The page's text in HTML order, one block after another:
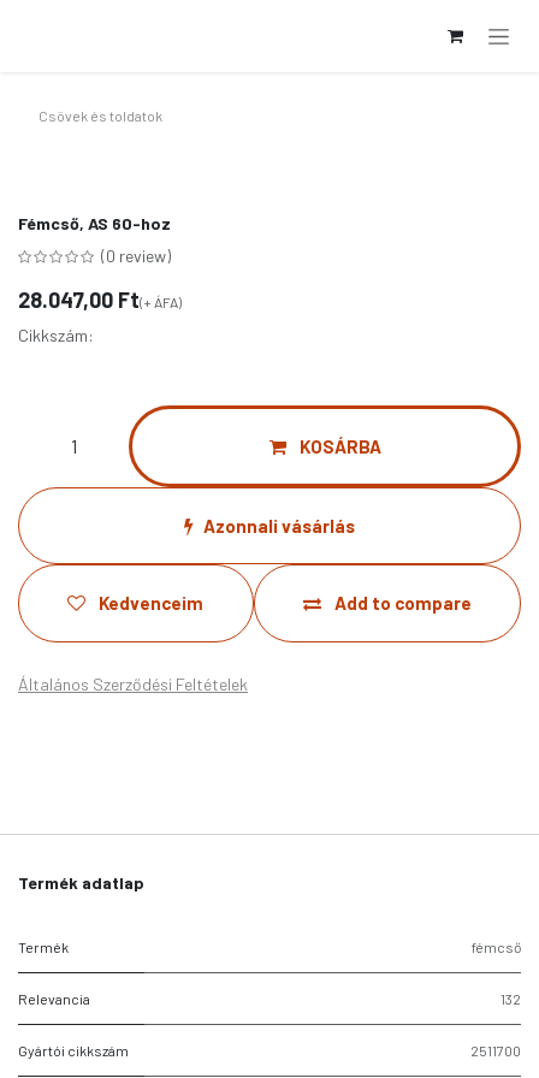
Csövek és toldatok
Fémcső, AS 60-hoz
(0 review)
28.047,00 Ft(+ ÁFA)
Cikkszám:
KOSÁRBA
Azonnali vásárlás
Add to compare
Kedvenceim
Általános Szerződési Feltételek
Termék adatlap
Termék fémcső
Relevancia 132
Gyártói cikkszám 2511700